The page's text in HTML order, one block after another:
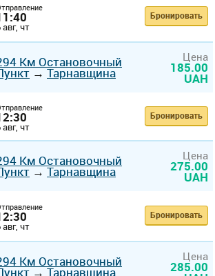
авг, чт
Бронировать
Км Остановочный
→Тарнавщина
Цена
185.00
UAH
авг, чт
Бронировать
Км Остановочный
→Тарнавщина
Цена
275.00
UAH
авг, чт
Бронировать
Км Остановочный
→Тарнавщина
Цена
285.00